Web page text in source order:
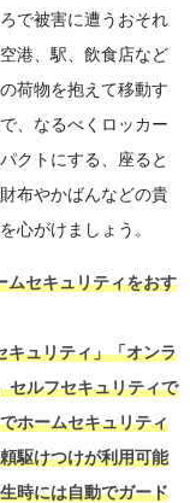
で被害に遭うおそれ
港、駅、飲食店など
荷物を抱えて移動す
、なるべくロッカー
クトにする、座ると
布やかばんなどの貴
心がけましょう。
ムセキュリティをおす
キュリティ」「オンラ
セルフセキュリティで
ホームセキュリティ
駆けつけが利用可能
時には自動でガード